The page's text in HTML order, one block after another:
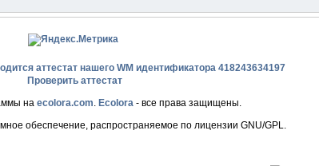
Проверить аттестат
на ecolora.com. Ecolora- все права защищены.
обеспечение, распространяемое по лицензии GNU/GPL.